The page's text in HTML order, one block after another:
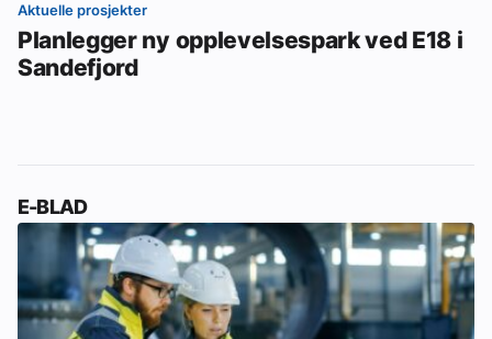
Aktuelle prosjekter
Planlegger ny opplevelsespark ved E18 i
Sandefjord
E-BLAD